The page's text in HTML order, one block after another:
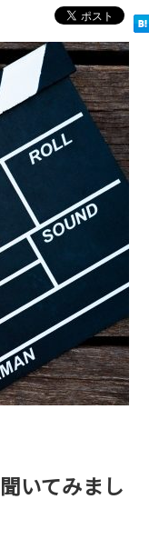
いてみまし